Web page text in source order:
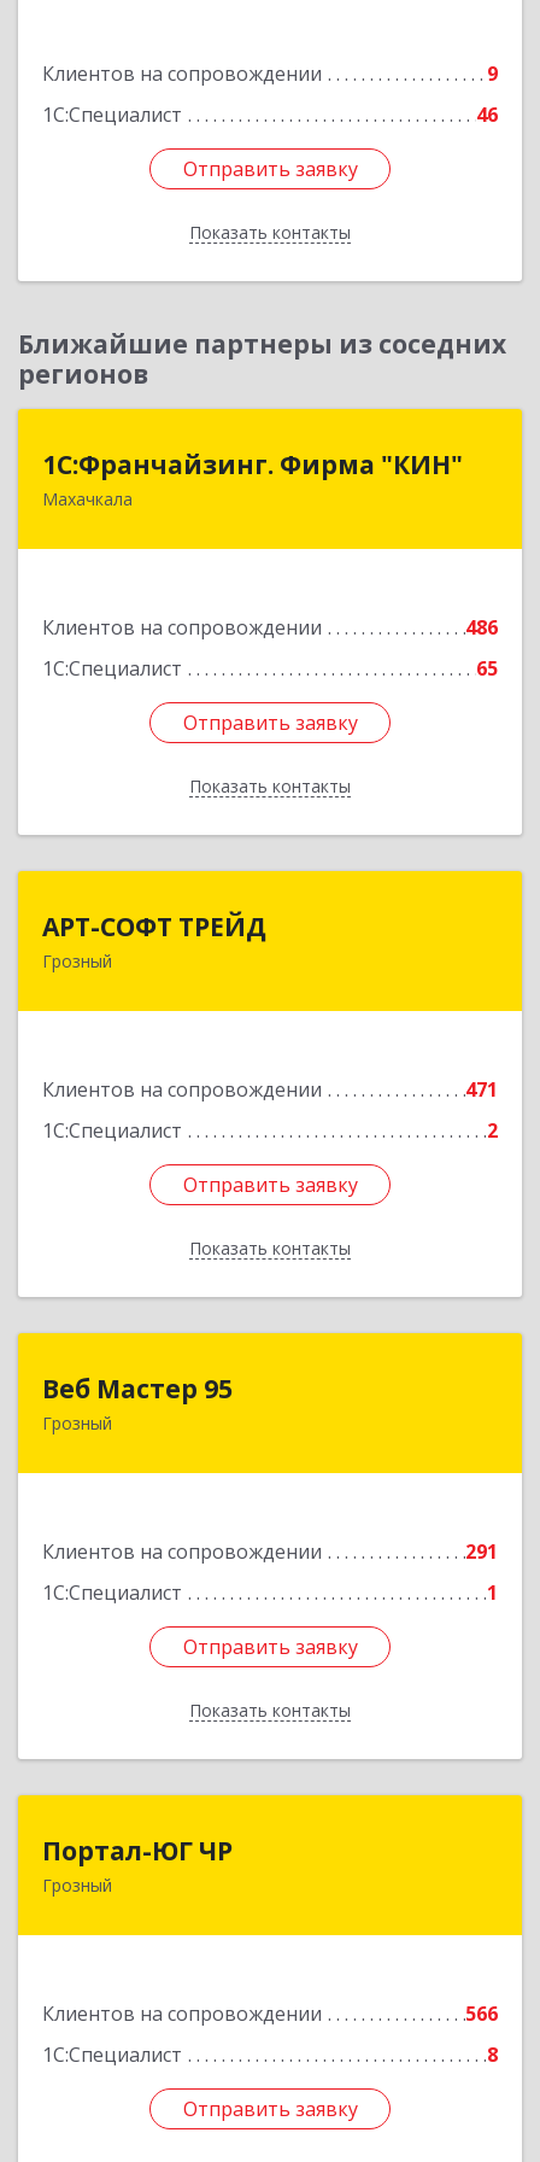
Клиентов на сопровождении
9
1С:Специалист
46
Отправить заявку
Показать контакты
Отправить заявку
Назад
Ближайшие партнеры из соседних
регионов
1С:Франчайзинг. Фирма "КИН"
Махачкала
Клиентов на сопровождении
486
1С:Специалист
65
Отправить заявку
Показать контакты
1С:Франчайзинг. Фирма "КИН"
367030, Дагестан Респ, Махачкала г, И.Казака
Отправить заявку
Назад
АРТ-СОФТ ТРЕЙД
Грозный
Клиентов на сопровождении
471
1С:Специалист
2
Отправить заявку
Показать контакты
364013, Чеченская Респ, Грозный г, Полярников
Отправить заявку
Назад
Веб Мастер 95
Грозный
Клиентов на сопровождении
291
1С:Специалист
1
Отправить заявку
Показать контакты
Подробнее
Отправить заявку
Назад
Портал-ЮГ ЧР
Грозный
Клиентов на сопровождении
566
1С:Специалист
8
Отправить заявку
364906, Чеченская Респ, Грозный г, Путина пр-
Отправить заявку